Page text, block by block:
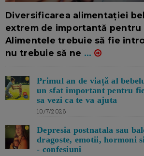
Diversificarea alimentației
extrem de importantă pentru
Alimentele trebuie să fie
nu trebuie să ne ...
Primul an de viață al
un sfat important pentru
sa vezi ca te va ajuta
10/7/2026
Depresia postnatala sau
dragoste, emotii, hormoni
- confesiuni